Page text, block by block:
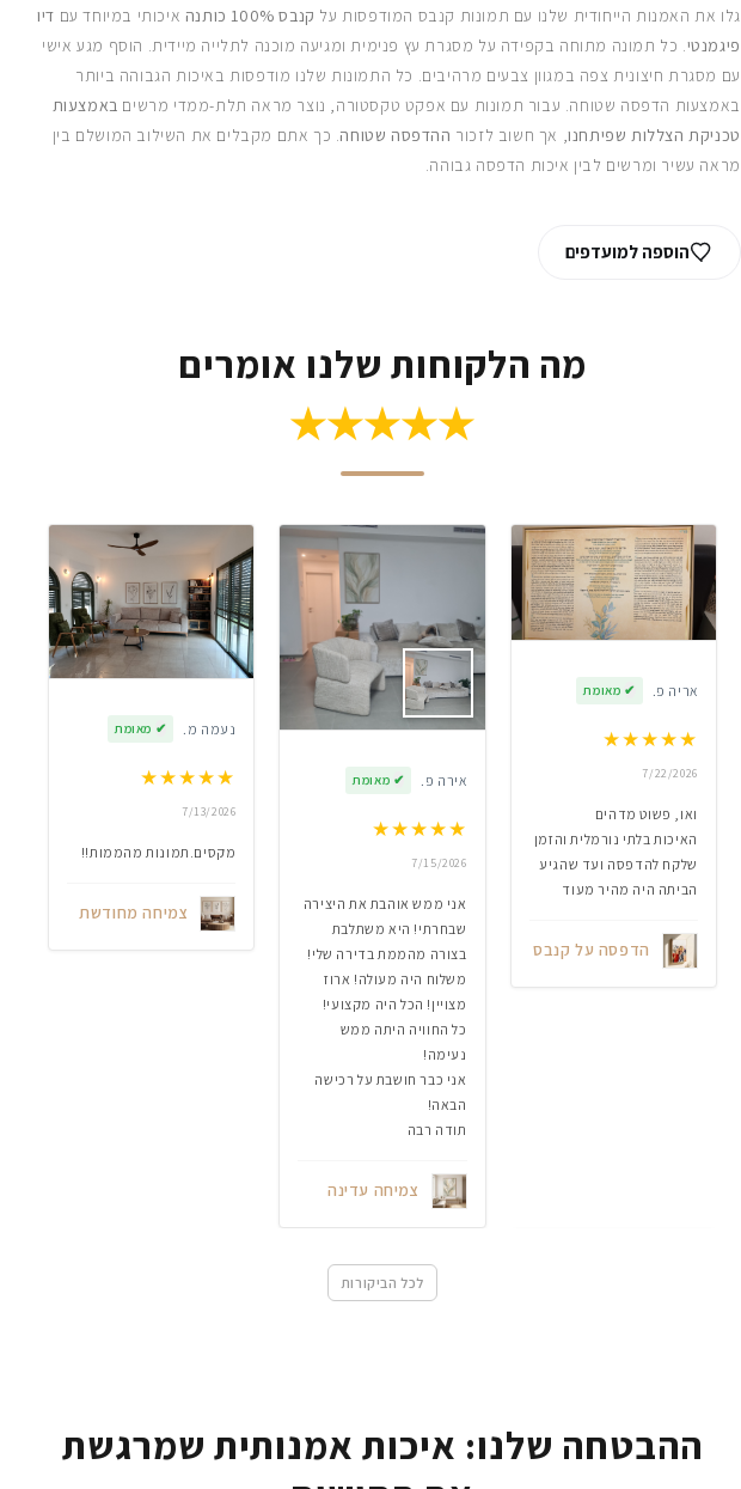
גלו את האמנות הייחודית שלנו עם תמונות קנבס המודפסות על קנבס 100% כותנה איכותי במיוחד עם דיו
פיגמנטי. כל תמונה מתוחה בקפידה על מסגרת עץ פנימית ומגיעה מוכנה לתלייה מיידית. הוסף מגע אישי
עם מסגרת חיצונית צפה במגוון צבעים מרהיבים. כל התמונות שלנו מודפסות באיכות הגבוהה ביותר
באמצעות הדפסה שטוחה. עבור תמונות עם אפקט טקסטורה, נוצר מראה תלת-ממדי מרשים באמצעות
טכניקת הצללות שפיתחנו, אך חשוב לזכור ההדפסה שטוחה. כך אתם מקבלים את השילוב המושלם בין
מראה עשיר ומרשים לבין איכות הדפסה גבוהה.
הוספה למועדפים
מה הלקוחות שלנו אומרים
★★★★★
אריה פ. ✔ מאומת
★★★★★
7/22/2026
ואו, פשוט מדהים
האיכות בלתי נורמלית והזמן
שלקח להדפסה ועד שהגיע
הביתה היה מהיר מעוד
הדפסה על קנבס
אירה פ. ✔ מאומת
★★★★★
7/15/2026
אני ממש אוהבת את היצירה
שבחרתי! היא משתלבת
בצורה מהממת בדירה שלי!
משלוח היה מעולה! ארוז
מצויין! הכל היה מקצועי!
כל החוויה היתה ממש
נעימה!
אני כבר חושבת על רכישה
הבאה!
תודה רבה
צמיחה עדינה
נעמה מ. ✔ מאומת
★★★★★
7/13/2026
מקסים.תמונות מהממות!!
צמיחה מחודשת
לכל הביקורות
ההבטחה שלנו: איכות אמנותית שמרגשת